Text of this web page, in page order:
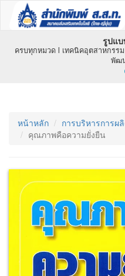
รูปแ
ครบทุกหมวด l เทคนิคอุตสาหกรร
พัฒ
หน้าหลัก
การบริหารการ
คุณภาพคือความยั่งยืน